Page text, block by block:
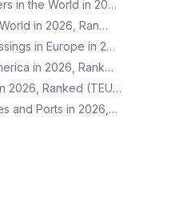
in the World in 20…
in 2026, Ran…
in Europe in 2…
in 2026, Rank…
2026, Ranked (TEU…
and Ports in 2026,…